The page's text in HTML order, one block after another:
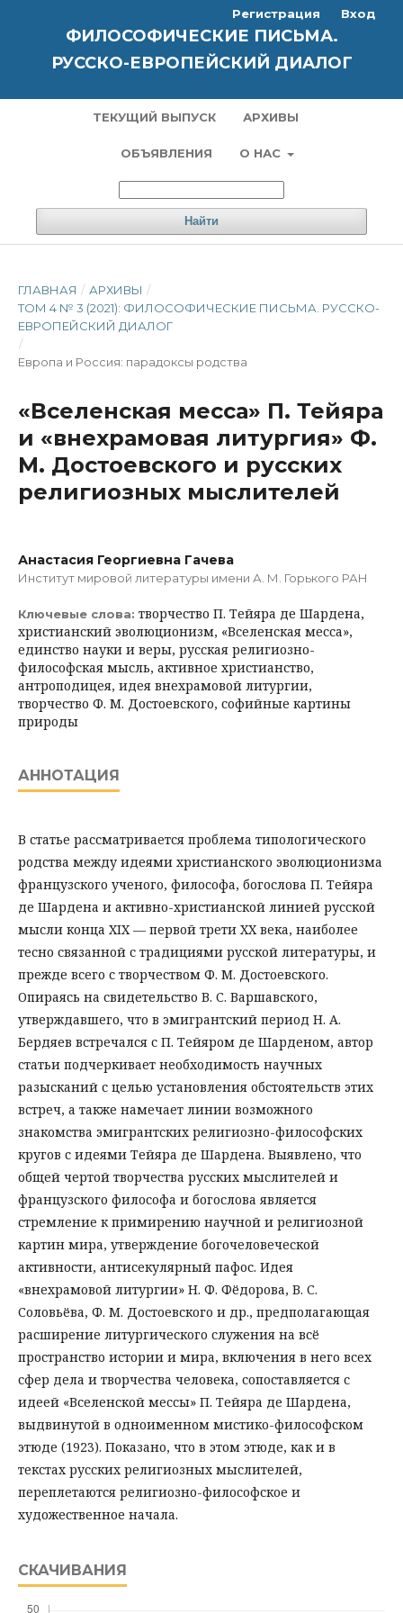
ФИЛОСОФИЧЕСКИЕ ПИСЬМА.
РУССКО-ЕВРОПЕЙСКИЙ ДИАЛОГ
ТЕКУЩИЙ ВЫПУСК АРХИВЫ
ОБЪЯВЛЕНИЯ О НАС
Найти
Регистрация Вход
ГЛАВНАЯ / АРХИВЫ /
ТОМ 4 № 3 (2021): ФИЛОСОФИЧЕСКИЕ ПИСЬМА. РУССКО-
ЕВРОПЕЙСКИЙ ДИАЛОГ
/
Европа и Россия: парадоксы родства
«Вселенская месса» П. Тейяра
и «внехрамовая литургия» Ф.
М. Достоевского и русских
религиозных мыслителей
Анастасия Георгиевна Гачева
Институт мировой литературы имени А. М. Горького РАН
Ключевые слова: творчество П. Тейяра де Шардена,
христианский эволюционизм, «Вселенская месса»,
единство науки и веры, русская религиозно-
философская мысль, активное христианство,
антроподицея, идея внехрамовой литургии,
творчество Ф. М. Достоевского, софийные картины
природы
АННОТАЦИЯ
В статье рассматривается проблема типологического
родства между идеями христианского эволюционизма
французского ученого, философа, богослова П. Тейяра
де Шардена и активно-христианской линией русской
мысли конца XIX — первой трети XX века, наиболее
тесно связанной с традициями русской литературы, и
прежде всего с творчеством Ф. М. Достоевского.
Опираясь на свидетельство В. С. Варшавского,
утверждавшего, что в эмигрантский период Н. А.
Бердяев встречался с П. Тейяром де Шарденом, автор
статьи подчеркивает необходимость научных
разысканий с целью установления обстоятельств этих
встреч, а также намечает линии возможного
знакомства эмигрантских религиозно-философских
кругов с идеями Тейяра де Шардена. Выявлено, что
общей чертой творчества русских мыслителей и
французского философа и богослова является
стремление к примирению научной и религиозной
картин мира, утверждение богочеловеческой
активности, антисекулярный пафос. Идея
«внехрамовой литургии» Н. Ф. Фёдорова, В. С.
Соловьёва, Ф. М. Достоевского и др., предполагающая
расширение литургического служения на всё
пространство истории и мира, включения в него всех
сфер дела и творчества человека, сопоставляется с
идеей «Вселенской мессы» П. Тейяра де Шардена,
выдвинутой в одноименном мистико-философском
этюде (1923). Показано, что в этом этюде, как и в
текстах русских религиозных мыслителей,
переплетаются религиозно-философское и
художественное начала.
СКАЧИВАНИЯ